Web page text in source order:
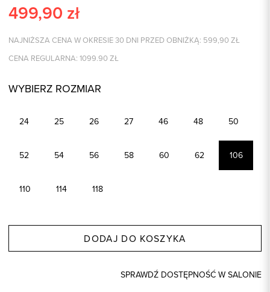
499,90 zł
NAJNIŻSZA CENA W OKRESIE 30 DNI PRZED OBNIŻKĄ: 599,90 ZŁ
CENA REGULARNA: 1099.90 ZŁ
WYBIERZ ROZMIAR
24 25 26 27 46 48 50
52 54 56 58 60 62 106
110 114 118
DODAJ DO KOSZYKA
SPRAWDŹ DOSTĘPNOŚĆ W SALONIE